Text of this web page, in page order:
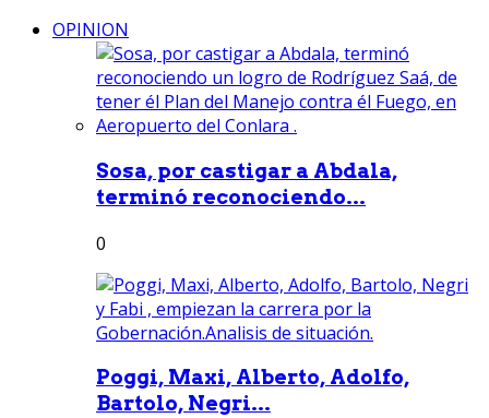
OPINION
Sosa, por castigar a Abdala,
terminó reconociendo...
0
Poggi, Maxi, Alberto, Adolfo,
Bartolo, Negri...